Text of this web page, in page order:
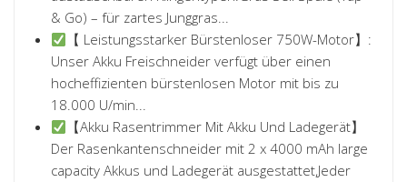
& Go) – für zartes Junggras...
【 Leistungsstarker Bürstenloser 750W-Motor】:
Unser Akku Freischneider verfügt über einen
hocheffizienten bürstenlosen Motor mit bis zu
18.000 U/min...
【Akku Rasentrimmer Mit Akku Und Ladegerät】
Der Rasenkantenschneider mit 2 x 4000 mAh large
capacity Akkus und Ladegerät ausgestattet,Jeder